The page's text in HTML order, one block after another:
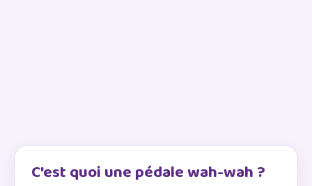
C'est quoi une pédale wah-wah ?